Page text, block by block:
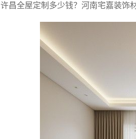
许昌全屋定制多少钱？河南宅嘉装饰